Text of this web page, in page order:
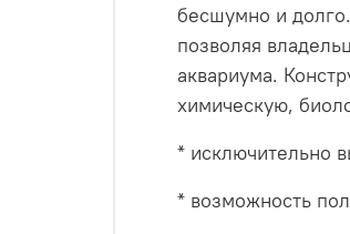
бесшумно и
позволяя
аквариума.
химическую,
* исключительно
* возможность